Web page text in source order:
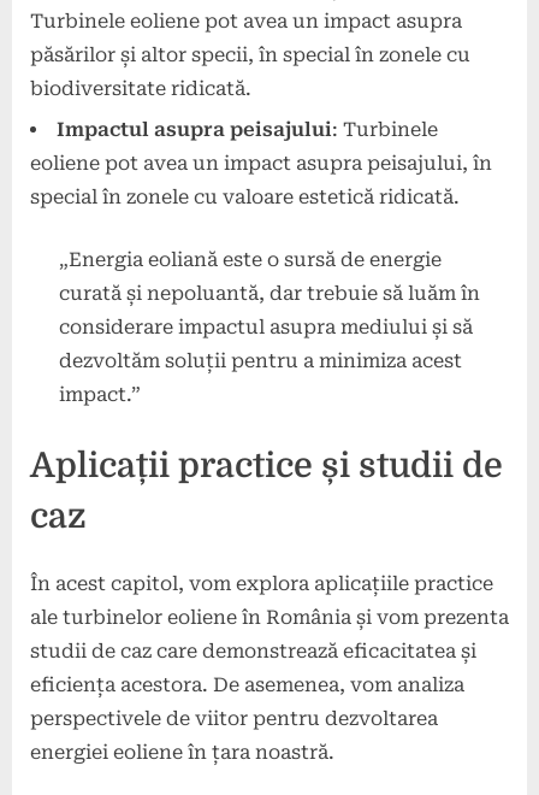
Turbinele eoliene pot avea un impact asupra
păsărilor și altor specii, în special în zonele cu
biodiversitate ridicată.
Impactul asupra peisajului: Turbinele
eoliene pot avea un impact asupra peisajului, în
special în zonele cu valoare estetică ridicată.
„Energia eoliană este o sursă de energie
curată și nepoluantă, dar trebuie să luăm în
considerare impactul asupra mediului și să
dezvoltăm soluții pentru a minimiza acest
impact.”
Aplicații practice și studii de
caz
În acest capitol, vom explora aplicațiile practice
ale turbinelor eoliene în România și vom prezenta
studii de caz care demonstrează eficacitatea și
eficiența acestora. De asemenea, vom analiza
perspectivele de viitor pentru dezvoltarea
energiei eoliene în țara noastră.